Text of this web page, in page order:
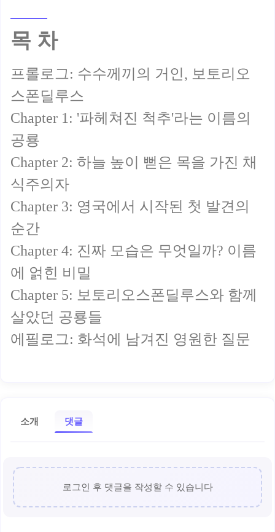
목 차
프롤로그: 수수께끼의 거인, 보토리오
스폰딜루스
Chapter 1: '파헤쳐진 척추'라는 이름의
공룡
Chapter 2: 하늘 높이 뻗은 목을 가진 채
식주의자
Chapter 3: 영국에서 시작된 첫 발견의
순간
Chapter 4: 진짜 모습은 무엇일까? 이름
에 얽힌 비밀
Chapter 5: 보토리오스폰딜루스와 함께
살았던 공룡들
에필로그: 화석에 남겨진 영원한 질문
소개 댓글
로그인 후 댓글을 작성할 수 있습니다